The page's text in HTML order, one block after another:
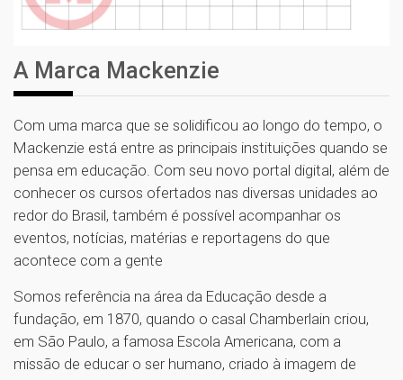
A Marca Mackenzie
Com uma marca que se solidificou ao longo do tempo, o
Mackenzie está entre as principais instituições quando se
pensa em educação. Com seu novo portal digital, além de
conhecer os cursos ofertados nas diversas unidades ao
redor do Brasil, também é possível acompanhar os
eventos, notícias, matérias e reportagens do que
acontece com a gente
Somos referência na área da Educação desde a
fundação, em 1870, quando o casal Chamberlain criou,
em São Paulo, a famosa Escola Americana, com a
missão de educar o ser humano, criado à imagem de